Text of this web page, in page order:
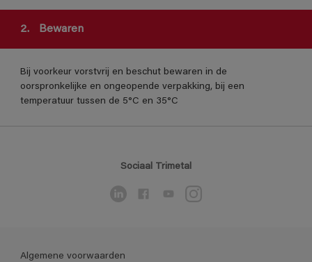
2. Bewaren
Bij voorkeur vorstvrij en beschut bewaren in de
oorspronkelijke en ongeopende verpakking, bij een
temperatuur tussen de 5°C en 35°C
Sociaal Trimetal
Algemene voorwaarden